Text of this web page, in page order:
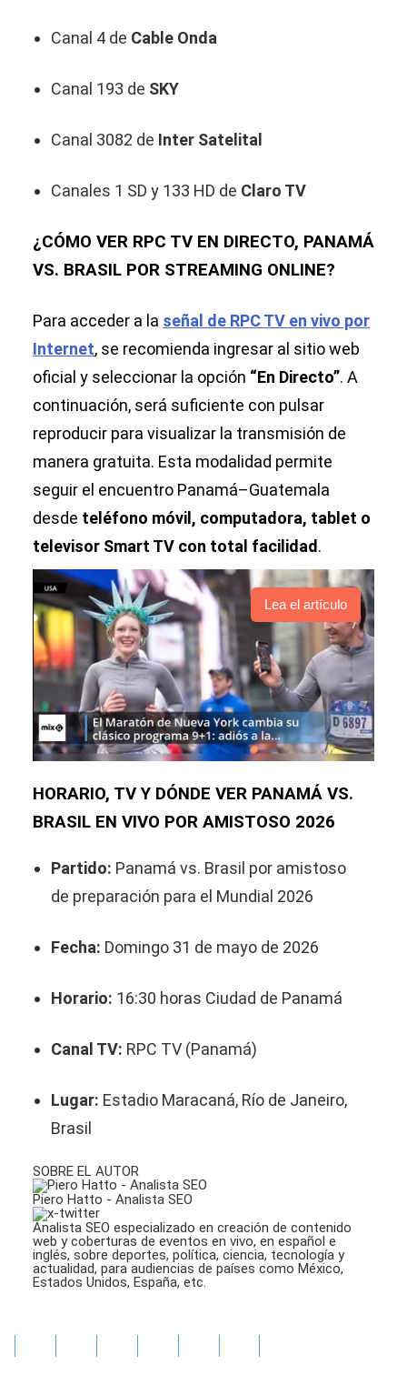
Canal 4 de Cable Onda
Canal 193 de SKY
Canal 3082 de Inter Satelital
Canales 1 SD y 133 HD de Claro TV
¿CÓMO VER RPC TV EN DIRECTO, PANAMÁ
VS. BRASIL POR STREAMING ONLINE?
Para acceder a la señal de RPC TV en vivo por
Internet, se recomienda ingresar al sitio web
oficial y seleccionar la opción “En Directo”. A
continuación, será suficiente con pulsar
reproducir para visualizar la transmisión de
manera gratuita. Esta modalidad permite
seguir el encuentro Panamá–Guatemala
desde teléfono móvil, computadora, tablet o
televisor Smart TV con total facilidad .
Lea el artículo
HORARIO, TV Y DÓNDE VER PANAMÁ VS.
BRASIL EN VIVO POR AMISTOSO 2026
Partido: Panamá vs. Brasil por amistoso
de preparación para el Mundial 2026
Fecha: Domingo 31 de mayo de 2026
Horario: 16:30 horas Ciudad de Panamá
Canal TV: RPC TV (Panamá)
Lugar: Estadio Maracaná, Río de Janeiro,
Brasil
SOBRE EL AUTOR
Piero Hatto - Analista SEO
Analista SEO especializado en creación de contenido
web y coberturas de eventos en vivo, en español e
inglés, sobre deportes, política, ciencia, tecnología y
actualidad, para audiencias de países como México,
Estados Unidos, España, etc.